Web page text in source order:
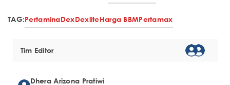
TAG:PertaminaDexDexliteHarga BBMPertamax
Tim Editor
Dhera Arizona Pratiwi